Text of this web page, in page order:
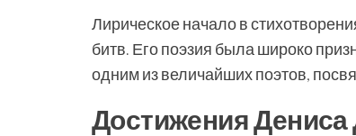
Лирическое начало в
битв. Его поэзия была широко
одним из величайших поэтов,
Достижения